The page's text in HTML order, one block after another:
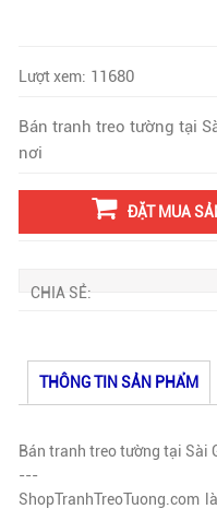
Lượt xem: 11680
Bán tranh treo tường tại
nơi
ĐẶT MUA
CHIA SẺ:
THÔNG TIN SẢN PHẨM
Bán tranh treo tường tại Sài
---
ShopTranhTreoTuong.com